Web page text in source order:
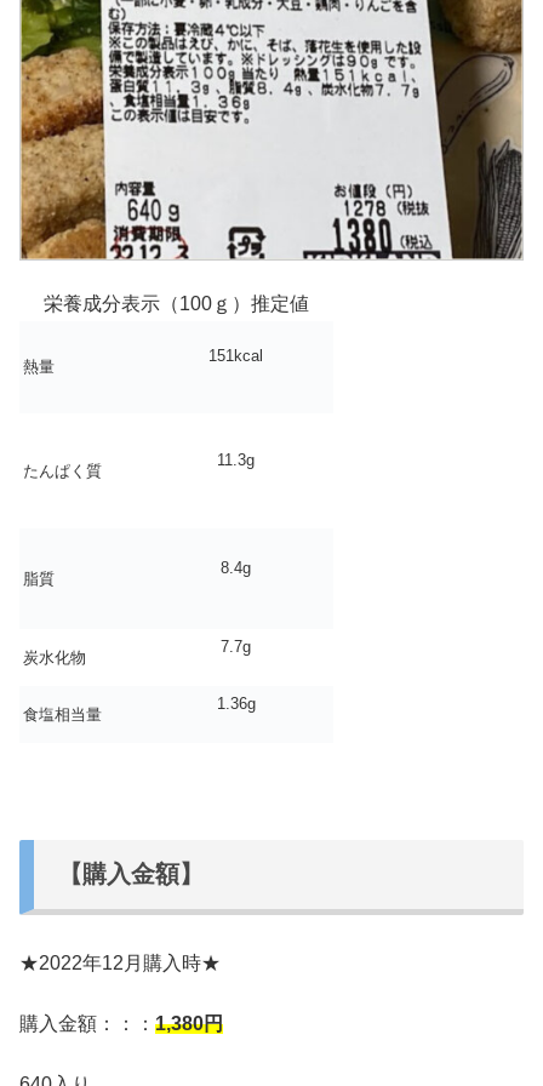
栄養成分表示（100ｇ）推定値
熱量
151kcal
たんぱく質
11.3g
脂質
8.4g
炭水化物
7.7g
食塩相当量
1.36g
【購入金額】
★2022年12月購入時★
購入金額：：： 1,380円